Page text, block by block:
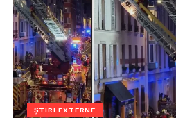
ȘTIRI EXTERNE